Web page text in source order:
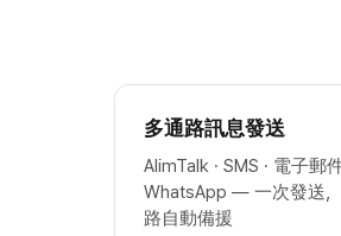
多通路訊息發送
AlimTalk · SMS · 電子郵
WhatsApp — 一次發送
路自動備援